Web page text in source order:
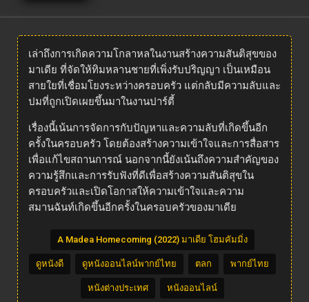
เล่าถึงการเกิดความโกลาหลในงานสร้างความสันติสุขของ
มาเดีย ที่จัดให้ทิมหลานชายที่เพิ่งรับปริญญา เป็นเหมือน
สายใยที่เชื่อมโยงระหว่างครอบครัว แต่กลับมีความลับและ
ปมที่ถูกเปิดเผยขึ้นมาในงานปาร์ตี้
เรื่องนี้เน้นการจัดการกับปัญหาและความลับที่เกิดขึ้นอีก
ครั้งในครอบครัว โดยต้องสร้างความเข้าใจและการสื่อสาร
เพื่อแก้ไขสถานการณ์ นอกจากนี้ยังเน้นถึงความสำคัญของ
ความรู้สึกและการรับฟังที่ดีเพื่อสร้างความสันติสุขใน
ครอบครัวและเปิดโอกาสให้ความเข้าใจและความ
สมานฉันท์เกิดขึ้นอีกครั้งในครอบครัวของมาเดีย
A Madea Homecoming (2022) มาเดีย โฮมคัมมิ่ง
ดูหนังดี ดูหนังออนไลน์พากย์ไทย ตลก พากย์ไทย
หนังต่างประเทศ หนังออนไลน์